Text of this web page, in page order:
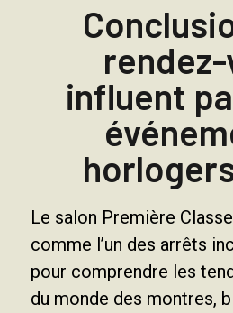
influent
Le salon Première
comme l’un des arrêts
pour comprendre les
du monde des montres,